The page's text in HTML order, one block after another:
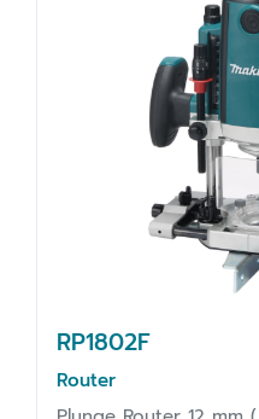
RP1802F
Router